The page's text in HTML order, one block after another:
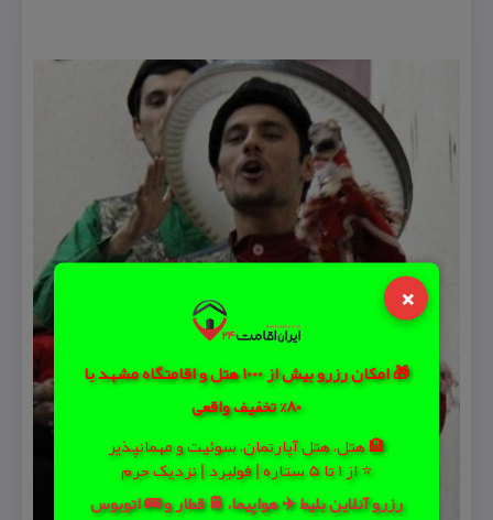
×
🎁 امکان رزرو بیش از 1000 هتل و اقامتگاه مشهد با
80% تخفیف واقعی
🏨 هتل، هتل آپارتمان، سوئیت و مهمانپذیر
⭐ از 1 تا 5 ستاره | فولبرد | نزدیک حرم
رزرو آنلاین بلیط ✈️ هواپیما، 🚆 قطار و 🚌 اتوبوس